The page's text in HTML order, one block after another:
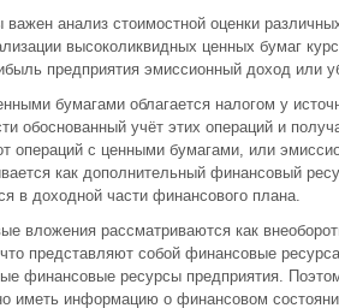
анализ стоимостной оценки
высоколиквидных ценных бумаг
предприятия эмиссионный доход или
бумагами облагается налогом у
обоснованный учёт этих операций и
операций с ценными бумагами, или
как дополнительный финансовый
в доходной части финансового плана.
вложения рассматриваются как
представляют собой финансовые ресурса
финансовые ресурсы предприятия.
иметь информацию о финансовом